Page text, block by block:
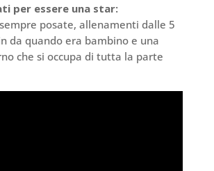
per essere una star:
posate, allenamenti dalle 5
da quando era bambino e una
che si occupa di tutta la parte